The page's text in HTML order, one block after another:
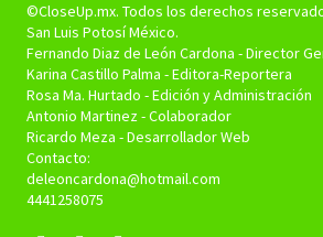
©CloseUp.mx. Todos los derechos
San Luis Potosí México.
Fernando Diaz de León Cardona - Director
Karina Castillo Palma - Editora-Reportera
Rosa Ma. Hurtado - Edición y Administración
Antonio Martinez - Colaborador
Ricardo Meza - Desarrollador Web
Contacto:
deleoncardona@hotmail.com
4441258075